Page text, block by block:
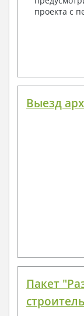
проекта с
Выезд
Пакет